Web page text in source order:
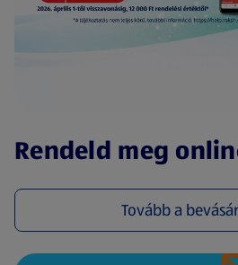
Rendeld meg
Tovább a (új